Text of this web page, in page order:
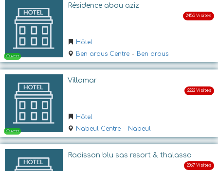
Ouvert
Ouvert
Résidence abou aziz
Hôtel
Ben arous Centre - Ben arous
Villamar
Hôtel
Nabeul Centre - Nabeul
Radisson blu sas resort & thalasso